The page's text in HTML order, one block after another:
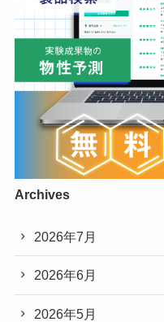
Archives
2026年7月
2026年6月
2026年5月